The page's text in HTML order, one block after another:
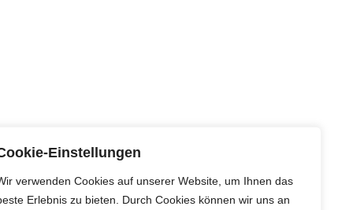
Einstellungen
verwenden Cookies auf unserer Website, um Ihnen das
Erlebnis zu bieten. Durch Cookies können wir uns an